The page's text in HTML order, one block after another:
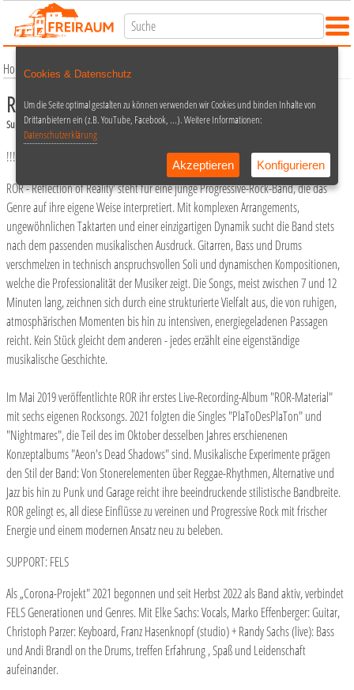
Home Termine Konzert
ROR →ABGESAGT!!!
Support: FELS
!!!Das Konzert muss leider abgesagt werden!!!
ROR - Reflection of Reality' steht für eine junge Progressive-Rock-Band, die das
Genre auf ihre eigene Weise interpretiert. Mit komplexen Arrangements,
ungewöhnlichen Taktarten und einer einzigartigen Dynamik sucht die Band stets
nach dem passenden musikalischen Ausdruck. Gitarren, Bass und Drums
verschmelzen in technisch anspruchsvollen Soli und dynamischen Kompositionen,
welche die Professionalität der Musiker zeigt. Die Songs, meist zwischen 7 und 12
Minuten lang, zeichnen sich durch eine strukturierte Vielfalt aus, die von ruhigen,
atmosphärischen Momenten bis hin zu intensiven, energiegeladenen Passagen
reicht. Kein Stück gleicht dem anderen - jedes erzählt eine eigenständige
musikalische Geschichte.
Im Mai 2019 veröffentlichte ROR ihr erstes Live-Recording-Album "ROR-Material"
mit sechs eigenen Rocksongs. 2021 folgten die Singles "PlaToDesPlaTon" und
"Nightmares", die Teil des im Oktober desselben Jahres erschienenen
Konzeptalbums "Aeon's Dead Shadows" sind. Musikalische Experimente prägen
den Stil der Band: Von Stonerelementen über Reggae-Rhythmen, Alternative und
Jazz bis hin zu Punk und Garage reicht ihre beeindruckende stilistische Bandbreite.
ROR gelingt es, all diese Einflüsse zu vereinen und Progressive Rock mit frischer
Energie und einem modernen Ansatz neu zu beleben.
SUPPORT: FELS
Als „Corona-Projekt" 2021 begonnen und seit Herbst 2022 als Band aktiv, verbindet
FELS Generationen und Genres. Mit Elke Sachs: Vocals, Marko Effenberger: Guitar,
Christoph Parzer: Keyboard, Franz Hasenknopf (studio) + Randy Sachs (live): Bass
und Andi Brandl on the Drums, treffen Erfahrung , Spaß und Leidenschaft
aufeinander.
Cookies & Datenschutz
Um die Seite optimal gestalten zu können verwenden wir Cookies und binden Inhalte von
Drittanbietern ein (z.B. YouTube, Facebook, ...). Weitere Informationen:
Datenschutzerklärung
Akzeptieren Konfigurieren